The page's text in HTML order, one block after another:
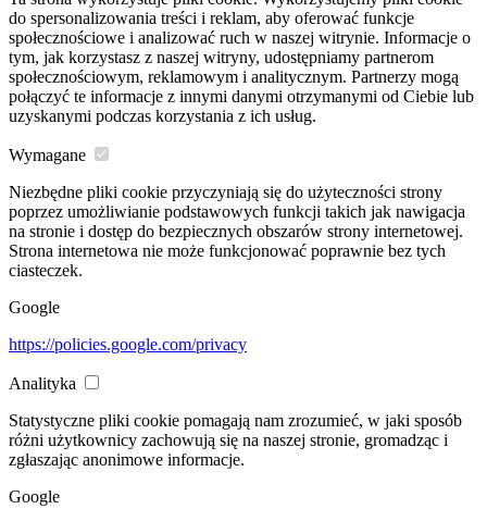
do spersonalizowania treści i reklam, aby oferować funkcje
społecznościowe i analizować ruch w naszej witrynie. Informacje o
tym, jak korzystasz z naszej witryny, udostępniamy partnerom
społecznościowym, reklamowym i analitycznym. Partnerzy mogą
połączyć te informacje z innymi danymi otrzymanymi od Ciebie lub
uzyskanymi podczas korzystania z ich usług.
Wymagane
Niezbędne pliki cookie przyczyniają się do użyteczności strony
poprzez umożliwianie podstawowych funkcji takich jak nawigacja
na stronie i dostęp do bezpiecznych obszarów strony internetowej.
Strona internetowa nie może funkcjonować poprawnie bez tych
ciasteczek.
Google
https://policies.google.com/privacy
Analityka
Statystyczne pliki cookie pomagają nam zrozumieć, w jaki sposób
różni użytkownicy zachowują się na naszej stronie, gromadząc i
zgłaszając anonimowe informacje.
Google